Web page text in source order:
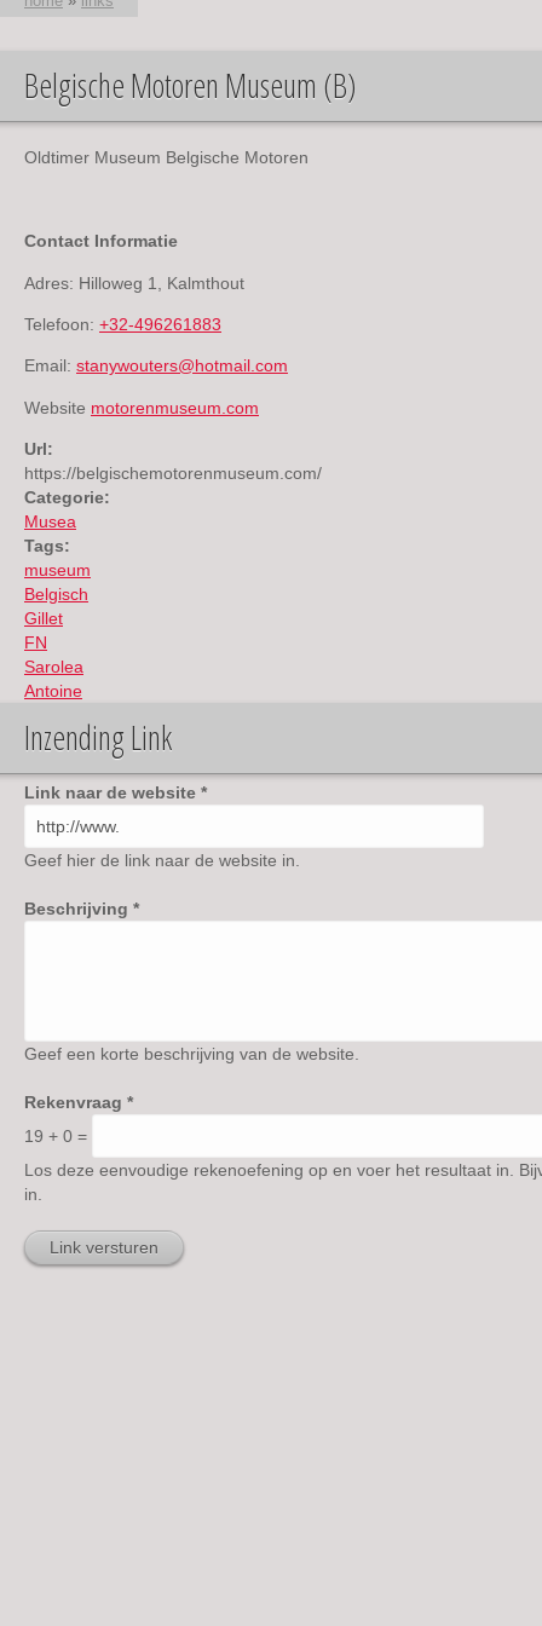
U bent hier
Belgische Motoren Museum (B)
Oldtimer Museum Belgische Motoren
Contact Informatie
Adres: Hilloweg 1, Kalmthout
Telefoon: +32-496261883
Email: stanywouters@hotmail.com
Website motorenmuseum.com
Url:
https://belgischemotorenmuseum.com/
Categorie:
Musea
Tags:
museum
Belgisch
Gillet
FN
Sarolea
Antoine
Inzending Link
Link naar de website *
Geef hier de link naar de website in.
Beschrijving *
Geef een korte beschrijving van de website.
Rekenvraag *
19 + 0 =
Los deze eenvoudige rekenoefening op en voer het resultaat in.
in.